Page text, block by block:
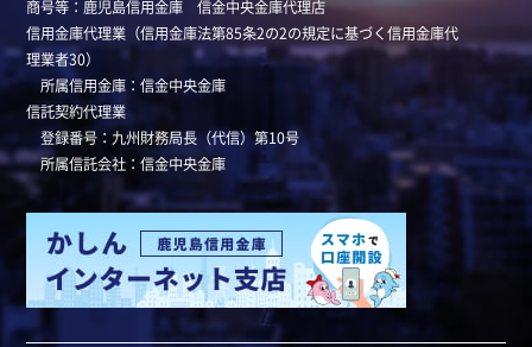
商号等：鹿児島信用金庫 信金中央金庫代理店
信用金庫代理業（信用金庫法第85条2の2の規定に基づく信用金庫代
理業者30）
所属信用金庫：信金中央金庫
信託契約代理業
登録番号：九州財務局長（代信）第10号
所属信託会社：信金中央金庫